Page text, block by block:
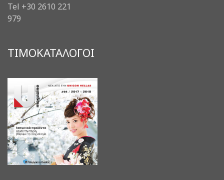
Tel +30 2610 221
979
ΤΙΜΟΚΑΤΑΛΟΓΟΙ